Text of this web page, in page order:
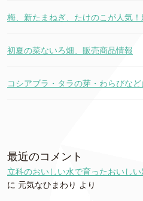
梅、新たまねぎ、たけのこが人気
初夏の菜ないろ畑、販売商品情報
コシアブラ・タラの芽・わらびな
最近のコメント
立科のおいしい水で育ったおいし
に 元気なひまわり より